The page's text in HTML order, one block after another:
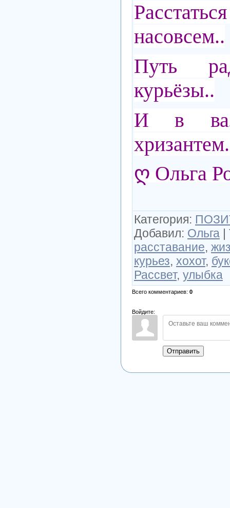
насовсем..
Путь
курьёзы..
И в
ღ Ольга
Категория:
Добавил: Ольга |
расставание,
курьез, хохот,
Рассвет, улыбка
Всего комментариев: 0
Войдите:
Отправить